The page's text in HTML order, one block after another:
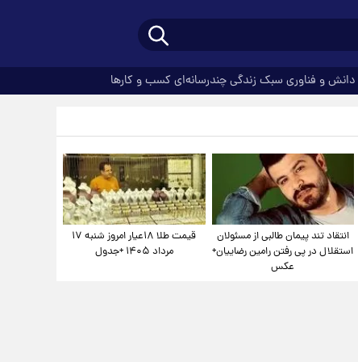
دانش و فناوری سبک زندگیچندرسانه‌ای کسب و کارها
انتقاد تند پیمان طالبی از مسئولان
استقلال در پی رفتن رامین رضاییان+
عکس
قیمت طلا ۱۸عیار امروز شنبه ۱۷
مرداد ۱۴۰۵ +جدول